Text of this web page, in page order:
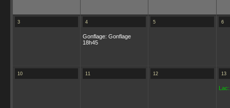
3 4
Gonflage: Gonflage
18h45
5 6
10 11 12 13